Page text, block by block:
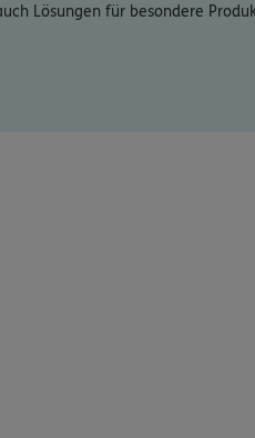
Lösungen für besondere